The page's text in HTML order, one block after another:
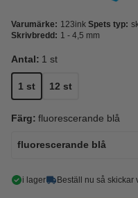
Varumärke: 123ink Spets typ:
Skrivbredd: 1 - 4,5 mm
Antal: 1 st
1 st 12 st
Färg: fluorescerande blå
fluorescerande blå
i lager Beställ nu så skickar